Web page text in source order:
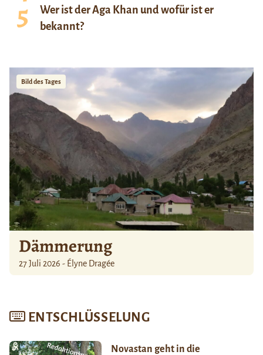
Wer ist der Aga Khan und wofür ist er
bekannt?
Bild des Tages
Dämmerung
27 Juli 2026 - Élyne Dragée
ENTSCHLÜSSELUNG
Novastan geht in die